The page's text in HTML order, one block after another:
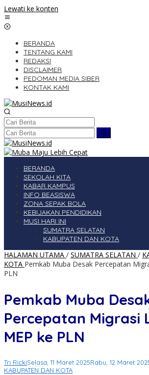
Lewati ke konten
BERANDA
TENTANG KAMI
REDAKSI
DISCLAIMER
PEDOMAN MEDIA SIBER
KONTAK KAMI
BERANDA
SEKOLAH KITA
KABAR KAMPUS
INFO BEASISWA
ZONA SEPAK BOLA
KEBIJAKAN PENDIDIKAN
MUSI HARI INI
SUMATRA SELATAN
KABUPATEN DAN KOTA
HALAMAN UTAMA / SUMATRA SELATAN /
KOTA Pemkab Muba Desak Percepatan
PLN
Pemkab Muba
Percepatan Migrasi
MEP ke PLN
Tri RickiSelasa, 11 Maret 2025Rabu, 12 Maret
KABUPATEN DAN KOTA